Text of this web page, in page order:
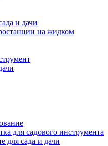
и дачи
на жидком
для садового инструмента
для сада и дачи